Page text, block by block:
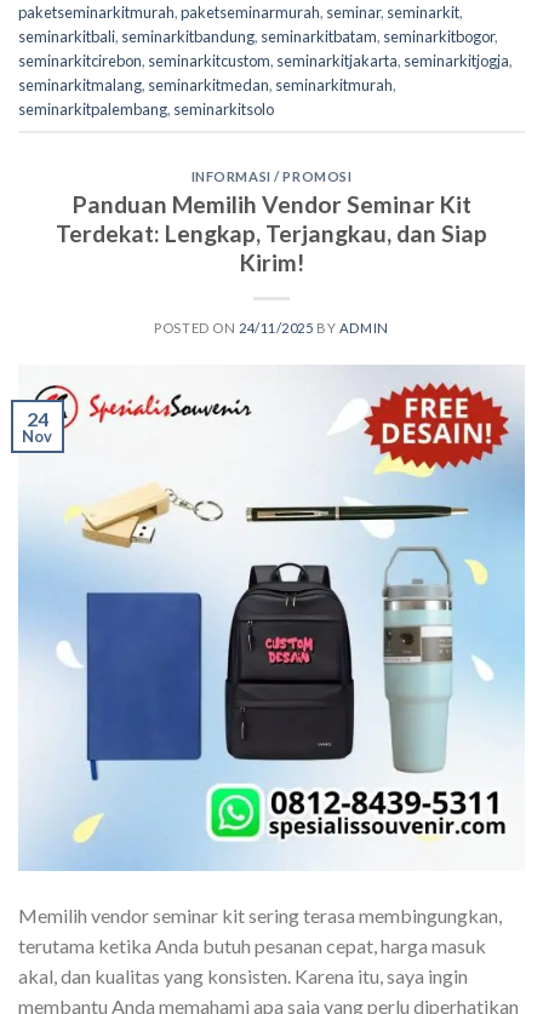
paketseminarkitmurah,paketseminarmurah, seminar, seminarkit,
seminarkitbali, seminarkitbandung, seminarkitbatam, seminarkitbogor,
seminarkitcirebon, seminarkitcustom, seminarkitjakarta, seminarkitjogja,
seminarkitmalang, seminarkitmedan, seminarkitmurah,
seminarkitpalembang, seminarkitsolo
INFORMASI / PROMOSI
Panduan Memilih Vendor Seminar Kit
Terdekat: Lengkap, Terjangkau, dan Siap
Kirim!
POSTED ON 24/11/2025 BY ADMIN
24
Nov
Memilih vendor seminar kit sering terasa membingungkan,
terutama ketika Anda butuh pesanan cepat, harga masuk
akal, dan kualitas yang konsisten. Karena itu, saya ingin
membantu Anda memahami apa saja yang perlu diperhatikan